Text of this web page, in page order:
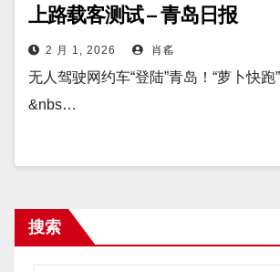
上路载客测试 – 青岛日报
2 月 1, 2026 肖䍃
无人驾驶网约车“登陆”青岛！“萝卜快
&nbs…
搜索